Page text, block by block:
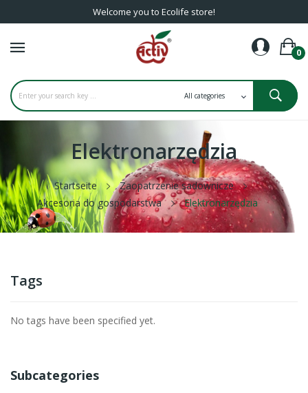
Welcome you to Ecolife store!
0
Elektronarzędzia
Startseite
Zaopatrzenie sadownicze
Akcesoria do gospodarstwa
Elektronarzędzia
Tags
No tags have been specified yet.
Subcategories